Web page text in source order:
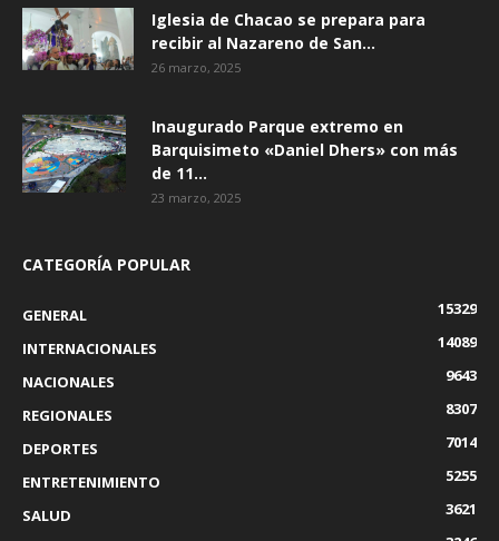
Iglesia de Chacao se prepara para
recibir al Nazareno de San...
26 marzo, 2025
Inaugurado Parque extremo en
Barquisimeto «Daniel Dhers» con más
de 11...
23 marzo, 2025
CATEGORÍA POPULAR
GENERAL
15329
INTERNACIONALES
14089
NACIONALES
9643
REGIONALES
8307
DEPORTES
7014
ENTRETENIMIENTO
5255
SALUD
3621